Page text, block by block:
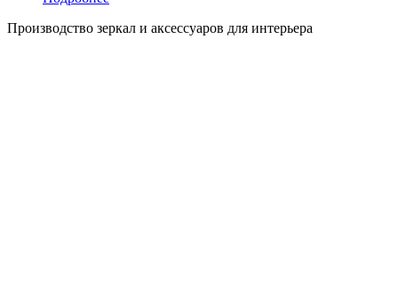
Производство зеркал и аксессуаров для интерьера